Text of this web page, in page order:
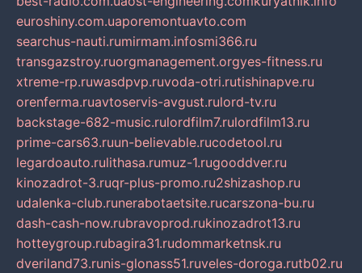
euroshiny.com.uaporemontuavto.com
searchus-nauti.rumirmam.infosmi366.ru
transgazstroy.ruorgmanagement.orgyes-fitness.ru
xtreme-rp.ruwasdpvp.ruvoda-otri.rutishinapve.ru
orenferma.ruavtoservis-avgust.rulord-tv.ru
backstage-682-music.rulordfilm7.rulordfilm13.ru
prime-cars63.ruun-believable.rucodetool.ru
legardoauto.rulithasa.rumuz-1.rugooddver.ru
kinozadrot-3.ruqr-plus-promo.ru2shizashop.ru
udalenka-club.runerabotaetsite.rucarszona-bu.ru
dash-cash-now.rubravoprod.rukinozadrot13.ru
hotteygroup.rubagira31.rudommarketnsk.ru
dveriland73.runis-glonass51.ruveles-doroga.rutb02.ru